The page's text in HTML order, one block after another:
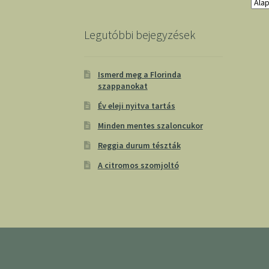
Legutóbbi bejegyzések
Ismerd meg a Florinda
szappanokat
Év eleji nyitva tartás
Minden mentes szaloncukor
Reggia durum tészták
A citromos szomjoltó